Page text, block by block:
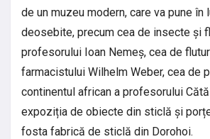
de un muzeu modern, care va pune în
deosebite, precum cea de insecte și
profesorului Ioan Nemeș, cea de
farmacistului Wilhelm Weber, cea de
continentul african a profesorului
expoziția de obiecte din sticlă și
fosta fabrică de sticlă din Dorohoi.